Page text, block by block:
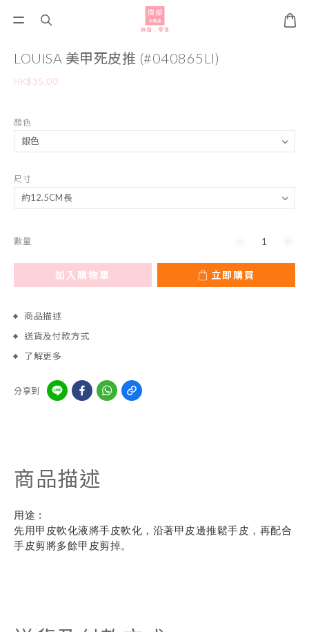
LOUISA 美甲死皮推 (#040865LI)
HK$35.00
顏色
尺寸
數量
加入購物車 立即購買
商品描述
送貨及付款方式
了解更多
分享到
商品描述
用途 :
先用甲皮軟化液將手皮軟化，沿著甲皮邊推鬆手皮，再配合
手皮剪將多餘甲皮剪掉。